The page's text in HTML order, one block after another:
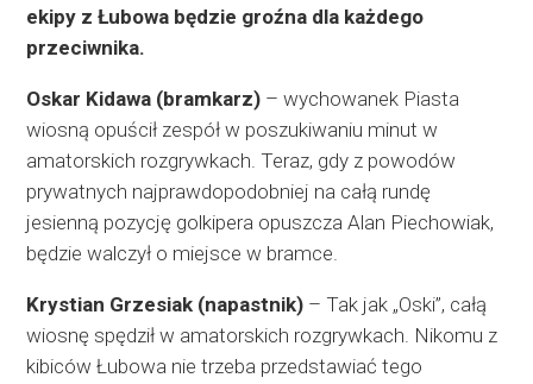
ekipy z Łubowa będzie groźna dla każdego
przeciwnika.
Oskar Kidawa (bramkarz) – wychowanek Piasta
wiosną opuścił zespół w poszukiwaniu minut w
amatorskich rozgrywkach. Teraz, gdy z powodów
prywatnych najprawdopodobniej na całą rundę
jesienną pozycję golkipera opuszcza Alan Piechowiak,
będzie walczył o miejsce w bramce.
Krystian Grzesiak (napastnik) – Tak jak „Oski”, całą
wiosnę spędził w amatorskich rozgrywkach. Nikomu z
kibiców Łubowa nie trzeba przedstawiać tego